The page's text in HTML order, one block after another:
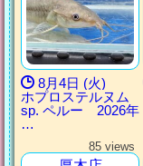
8月4日 (火)
ホプロステルヌム
sp. ペルー 2026年
…
85 views